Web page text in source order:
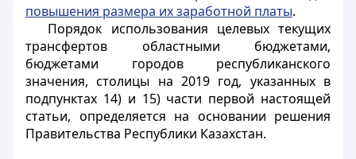
повышения размера их заработной платы.
Порядок использования целевых текущих
трансфертов областными бюджетами,
бюджетами городов республиканского
значения, столицы на 2019 год, указанных в
подпунктах 14) и 15) части первой настоящей
статьи, определяется на основании решения
Правительства Республики Казахстан.